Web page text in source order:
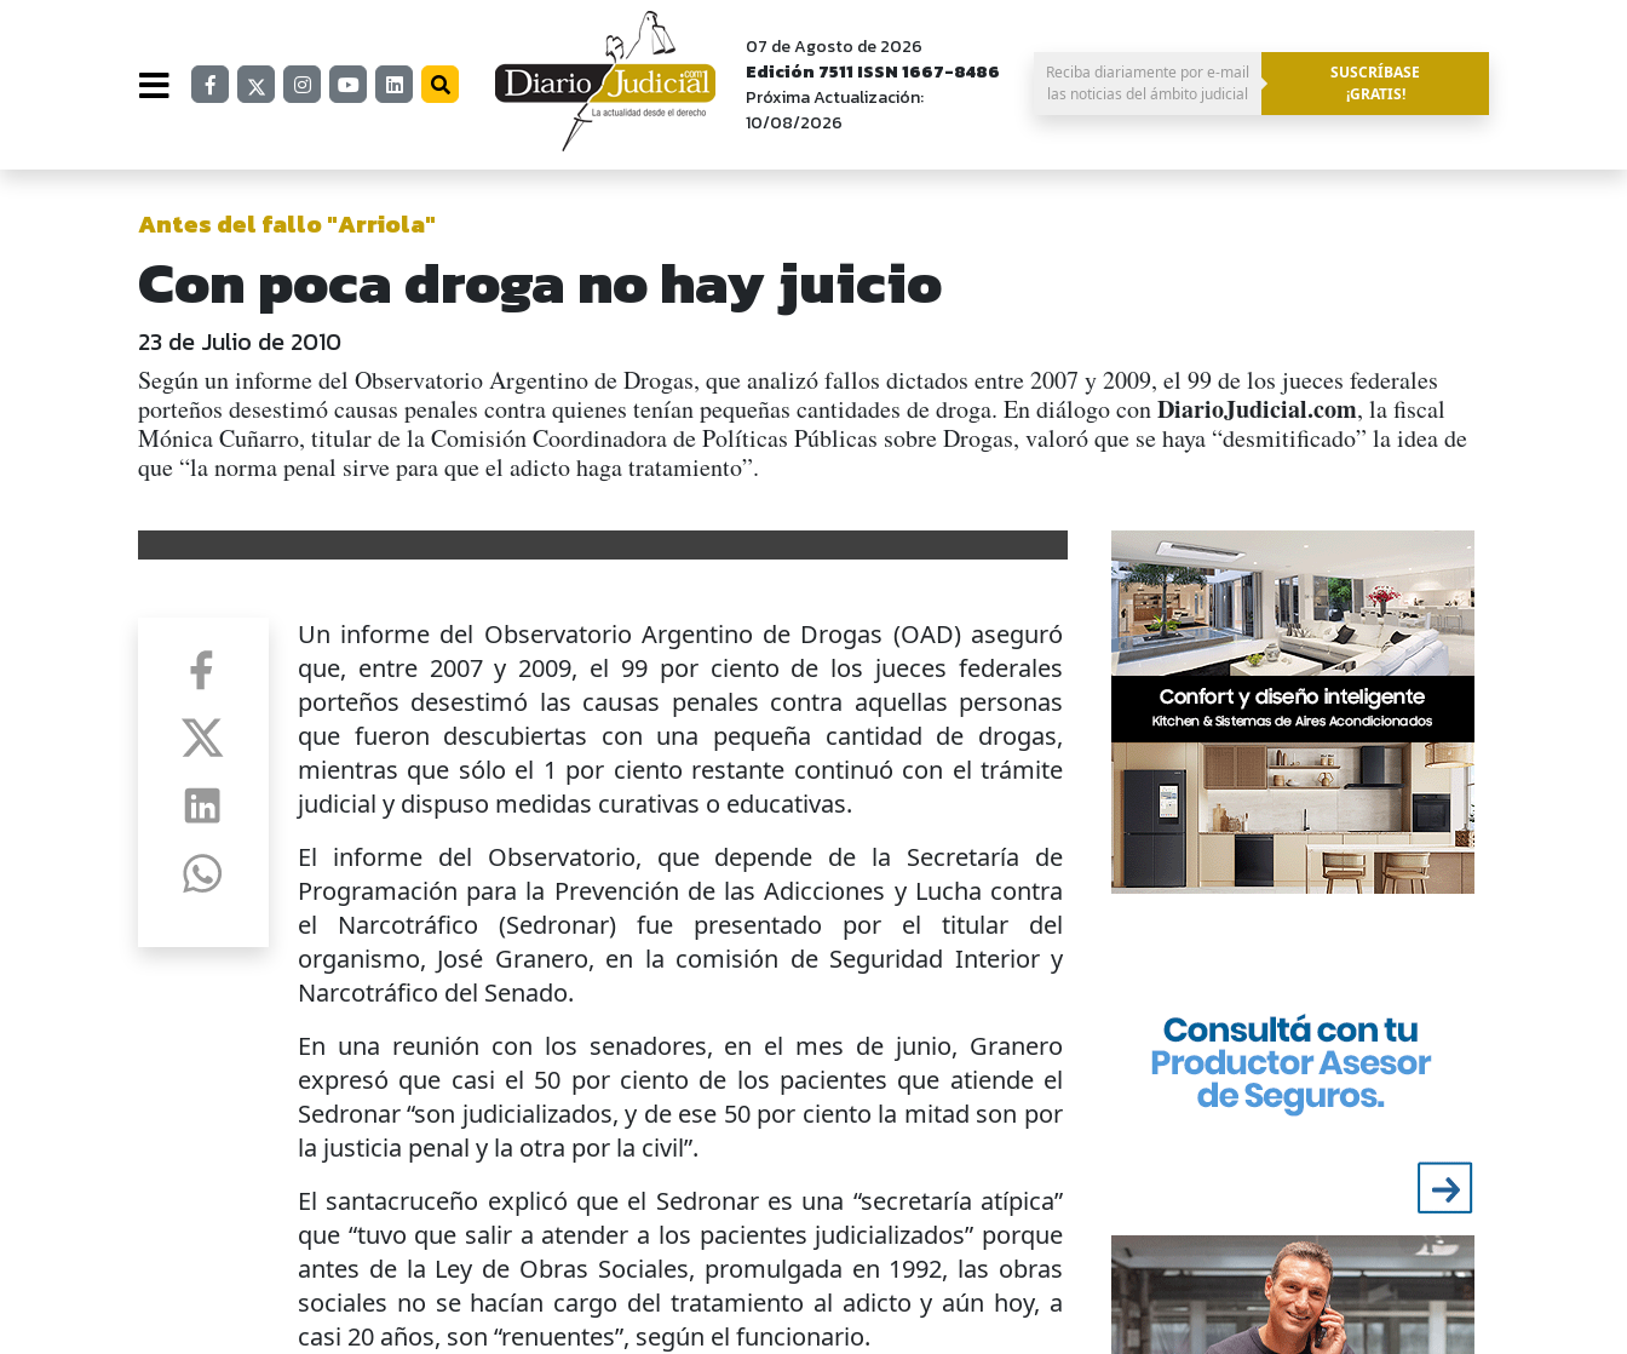
07 de Agosto de 2026
Edición 7511 ISSN 1667-8486
Próxima Actualización:
10/08/2026
Reciba diariamente por e-mail
las noticias del ámbito judicial
SUSCRÍBASE
¡GRATIS!
Antes del fallo "Arriola"
Con poca droga no hay juicio
23 de Julio de 2010
Según un informe del Observatorio Argentino de Drogas, que analizó fallos dictados entre 2007 y 2009, el 99 de los jueces federales
porteños desestimó causas penales contra quienes tenían pequeñas cantidades de droga. En diálogo conDiarioJudicial.com, la fiscal
Mónica Cuñarro, titular de la Comisión Coordinadora de Políticas Públicas sobre Drogas, valoró que se haya “desmitificado” la idea de
que “la norma penal sirve para que el adicto haga tratamiento”.
Un informe del Observatorio Argentino de Drogas (OAD) aseguró
que, entre 2007 y 2009, el 99 por ciento de los jueces federales
porteños desestimó las causas penales contra aquellas personas
que fueron descubiertas con una pequeña cantidad de drogas,
mientras que sólo el 1 por ciento restante continuó con el trámite
judicial y dispuso medidas curativas o educativas.
El informe del Observatorio, que depende de la Secretaría de
Programación para la Prevención de las Adicciones y Lucha contra
el Narcotráfico (Sedronar) fue presentado por el titular del
organismo, José Granero, en la comisión de Seguridad Interior y
Narcotráfico del Senado.
En una reunión con los senadores, en el mes de junio, Granero
expresó que casi el 50 por ciento de los pacientes que atiende el
Sedronar “son judicializados, y de ese 50 por ciento la mitad son por
la justicia penal y la otra por la civil”.
El santacruceño explicó que el Sedronar es una “secretaría atípica”
que “tuvo que salir a atender a los pacientes judicializados” porque
antes de la Ley de Obras Sociales, promulgada en 1992, las obras
sociales no se hacían cargo del tratamiento al adicto y aún hoy, a
casi 20 años, son “renuentes”, según el funcionario.